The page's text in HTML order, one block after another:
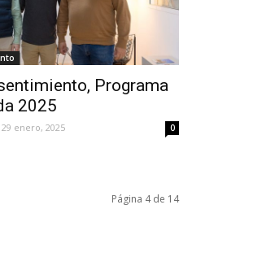
Programa
2025
29 enero, 2025 0
Página 4 de 14